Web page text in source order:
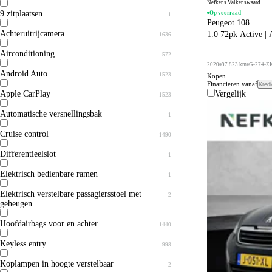
9 zitplaatsen 1
Achteruitrijcamera 1636
Airconditioning 572
Android Auto 1523
Apple CarPlay 1523
Automatische versnellingsbak 1
Cruise control 1490
Differentieelslot 1
Elektrisch bedienbare ramen 1
Elektrisch verstelbare passagiersstoel met
geheugen
2
Hoofdairbags voor en achter 1440
Keyless entry 998
Koplampen in hoogte verstelbaar 2
Nefkens Valkenswaard
Op voorraad
Peugeot 108
1.0 72pk Active |
2020 97.823 km G-274-
Kopen
Financieren vanaf
Vergelijk